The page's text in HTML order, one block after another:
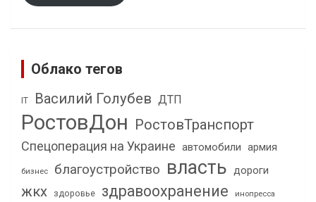
Облако тегов
IT Василий Голубев ДТП
РостовДон РостовТранспорт
Спецоперация на Украине автомобили армия
бизнес благоустройство власть дороги
жкх здоровье здравоохранение инопресса